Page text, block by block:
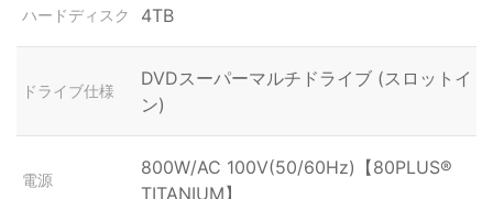
ハードディスク 4TB
ドライブ仕様
DVDスーパーマルチドライブ (スロットイ
ン)
電源
800W/AC 100V(50/60Hz)【80PLUS®
TITANIUM】